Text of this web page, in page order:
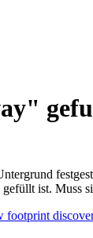
ist. Muss
footprint